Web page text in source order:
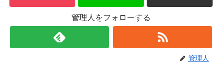
管理人をフォローする
管理人